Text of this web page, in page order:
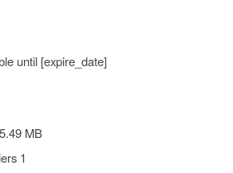
until [expire_date]
5.49 MB
1